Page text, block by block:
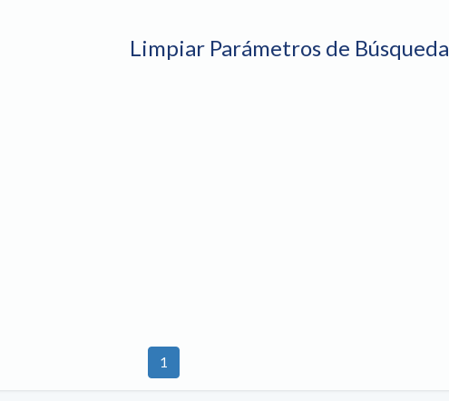
Limpiar Parámetros de Búsqueda
1